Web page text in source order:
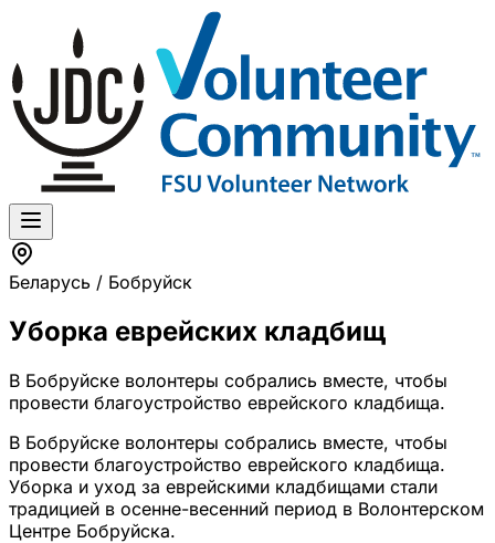
Беларусь / Бобруйск
Уборка еврейских кладбищ
В Бобруйске волонтеры собрались вместе, чтобы
провести благоустройство еврейского кладбища.
В Бобруйске волонтеры собрались вместе, чтобы
провести благоустройство еврейского кладбища.
Уборка и уход за еврейскими кладбищами стали
традицией в осенне-весенний период в Волонтерском
Центре Бобруйска.